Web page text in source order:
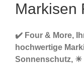
Markisen
✔️ Four & More,
hochwertige
Sonnenschutz,